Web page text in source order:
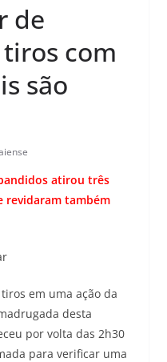
de
com
são
atirou três
revidaram também
em uma ação da
desta
por volta das 2h30
para verificar uma